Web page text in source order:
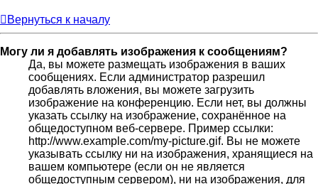
Вернуться к началу
Могу ли я добавлять изображения к сообщениям?
Да, вы можете размещать изображения в ваших
сообщениях. Если администратор разрешил
добавлять вложения, вы можете загрузить
изображение на конференцию. Если нет, вы должны
указать ссылку на изображение, сохранённое на
общедоступном веб-сервере. Пример ссылки:
http://www.example.com/my-picture.gif. Вы не можете
указывать ссылку ни на изображения, хранящиеся на
вашем компьютере (если он не является
общедоступным сервером), ни на изображения, для